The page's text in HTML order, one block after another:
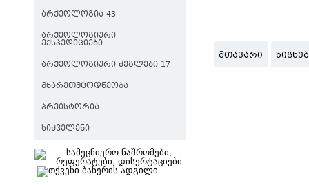
ᲐᲠᲥᲔᲝᲚᲝᲒᲘᲐ 43
ᲐᲠᲥᲔᲝᲚᲝᲒᲘᲣᲠᲘ
ᲔᲥᲡᲞᲔᲓᲘᲪᲘᲔᲑᲘ
ᲐᲠᲥᲔᲝᲚᲝᲒᲘᲣᲠᲘ ᲫᲔᲒᲚᲔᲑᲘ 17
ᲛᲮᲐᲠᲔᲗᲛᲪᲝᲓᲜᲔᲝᲑᲐ
ᲞᲠᲔᲘᲡᲢᲝᲠᲘᲐ
ᲡᲘᲫᲕᲔᲚᲔᲜᲘ
ᲛᲗᲐᲕᲐᲠᲘ